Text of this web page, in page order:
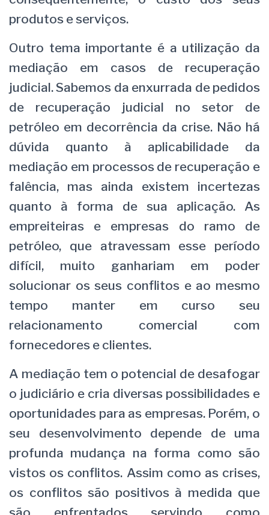
produtos e serviços.
Outro tema importante é a utilização da
mediação em casos de recuperação
judicial. Sabemos da enxurrada de pedidos
de recuperação judicial no setor de
petróleo em decorrência da crise. Não há
dúvida quanto à aplicabilidade da
mediação em processos de recuperação e
falência, mas ainda existem incertezas
quanto à forma de sua aplicação. As
empreiteiras e empresas do ramo de
petróleo, que atravessam esse período
difícil, muito ganhariam em poder
solucionar os seus conflitos e ao mesmo
tempo manter em curso seu
relacionamento comercial com
fornecedores e clientes.
A mediação tem o potencial de desafogar
o judiciário e cria diversas possibilidades e
oportunidades para as empresas. Porém, o
seu desenvolvimento depende de uma
profunda mudança na forma como são
vistos os conflitos. Assim como as crises,
os conflitos são positivos à medida que